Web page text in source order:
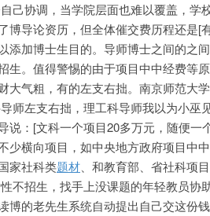
己协调，当学院层面也难以覆盖，学
博导论资历，但全体催交费历程还是[
添加博士生目的。导师博士之间的之
生。值得警惕的由于项目中中经费等
大气粗，有的左支右拙。南京师范大
师左支右拙，理工科导师我以为小巫
说：[文科一个项目20多万元，随便一
少横向项目，如中央地方政府项目中
家社科类题材 、和教育部、省社科项
不招生，找手上没课题的年轻教员协
博的老先生系统自动提出自己交这份